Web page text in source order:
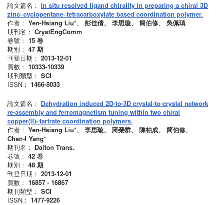
論文篇名： In situ resolved ligand chirality in preparing a chiral 3D
zinc–cyclopentane–tetracarboxylate based coordination polymer.
作者： Yen-Hsiang Liu*、 彭佳倩、 李思璇、 簡伯修、 吳佩瑱
期刊名： CrystEngComm
卷號： 15 卷
期別： 47 期
刊登日期： 2013-12-01
頁數： 10333-10339
期刊類型： SCI
ISSN： 1466-8033
論文篇名： Dehydration induced 2D-to-3D crystal-to-crystal network
re-assembly and ferromagnetism tuning within two chiral
copper(II)–tartrate coordination polymers.
作者： Yen-Hsiang Liu*、 李思璇、 蔣榮群、 陳柏成、 簡伯修、
Chen-I Yang*
期刊名： Dalton Trans.
卷號： 42 卷
期別： 48 期
刊登日期： 2013-12-01
頁數： 16857 - 16867
期刊類型： SCI
ISSN： 1477-9226